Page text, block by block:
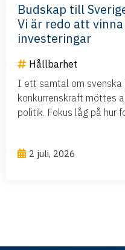
Budskap till
Vi är redo att
investeringar
Hållbarhet
I ett samtal om svenska
konkurrenskraft möttes
politik. Fokus låg på hur
2 juli, 2026